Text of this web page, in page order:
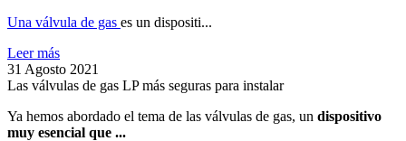
Una válvula de gas es un dispositi...
Leer más
31 Agosto 2021
Las válvulas de gas LP más seguras para instalar
Ya hemos abordado el tema de las válvulas de gas, un dispositivo
muy esencial que ...